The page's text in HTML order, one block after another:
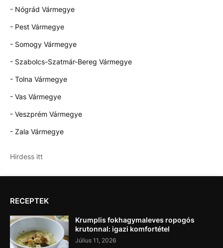
- Nógrád Vármegye
- Pest Vármegye
- Somogy Vármegye
- Szabolcs-Szatmár-Bereg Vármegye
- Tolna Vármegye
- Vas Vármegye
- Veszprém Vármegye
- Zala Vármegye
Hirdess itt
RECEPTEK
Krumplis fokhagymaleves ropogós
krutonnal: igazi komfortétel
Július 11, 2026